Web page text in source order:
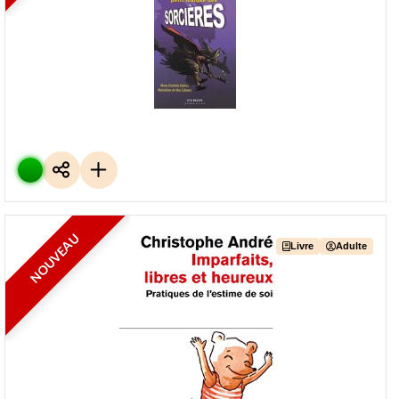
Petit lexique des sorcières [5]
Marie-charlotte DELMAS
Syros jeunesse
Classification : DOCUMENTAIRE JEUNESSE
Plus d'infos
NOUVEAU Livre Adulte
Imparfaits, libres et heureux [215]
Classification : DOCUMENTAIRE ADULTE